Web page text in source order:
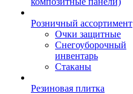
Розничный ассортимент
Очки защитные
Снегоуборочный
инвентарь
Стаканы
Резиновая плитка